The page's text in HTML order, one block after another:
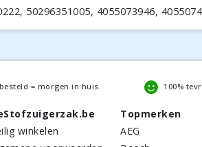
50296351005, 4055073946,
besteld = morgen in huis 100%
winkelen
Topmerken
AEG